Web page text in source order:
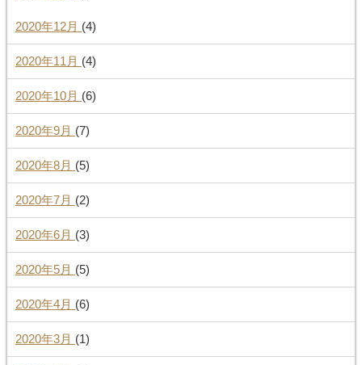
2020年12月 (4)
2020年11月 (4)
2020年10月 (6)
2020年9月 (7)
2020年8月 (5)
2020年7月 (2)
2020年6月 (3)
2020年5月 (5)
2020年4月 (6)
2020年3月 (1)